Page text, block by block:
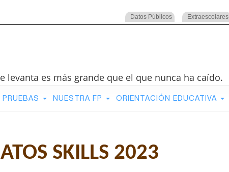
Datos Públicos Extraescolares
levanta es más grande que el que nunca ha caído.
PRUEBAS NUESTRA FP ORIENTACIÓN EDUCATIVA
SKILLS 2023